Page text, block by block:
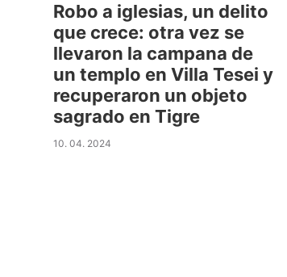
Robo a iglesias, un delito
que crece: otra vez se
llevaron la campana de
un templo en Villa Tesei y
recuperaron un objeto
sagrado en Tigre
10. 04. 2024